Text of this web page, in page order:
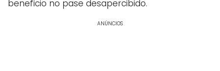
beneficio no pase desapercibido.
ANÚNCIOS